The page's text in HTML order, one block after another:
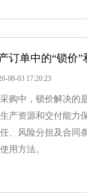
订单中的“锁价”
08-03 17:20:23
购中，锁价解决的
产资源和交付能力
、风险分担及合同
用方法。